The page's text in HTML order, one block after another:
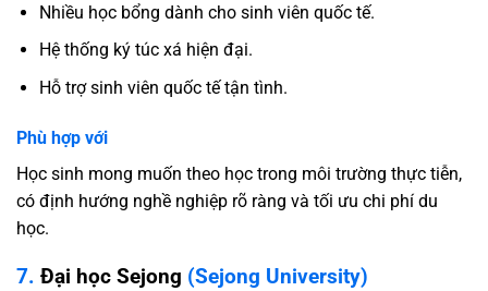
Nhiều học bổng dành cho sinh viên quốc tế.
Hệ thống ký túc xá hiện đại.
Hỗ trợ sinh viên quốc tế tận tình.
Phù hợp với
Học sinh mong muốn theo học trong môi trường thực tiễn,
có định hướng nghề nghiệp rõ ràng và tối ưu chi phí du
học.
7. Đại học Sejong (Sejong University)